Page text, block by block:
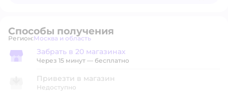
Способы получения
Регион: Выбор адреса доставки.
Москва и область
Забрать в магазине
Забрать в 20 магазинах
Через 15 минут — бесплатно
Привезти в магазин
Недоступно